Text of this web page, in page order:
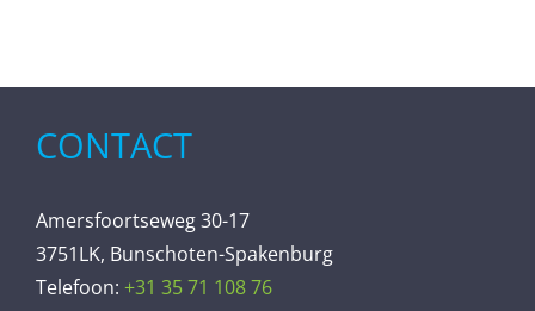
CONTACT
Amersfoortseweg 30-17
3751LK, Bunschoten-Spakenburg
Telefoon: +31 35 71 108 76